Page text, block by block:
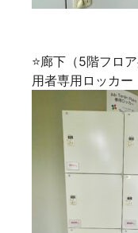
⭐廊下（5階フロ
用者専用ロッカー